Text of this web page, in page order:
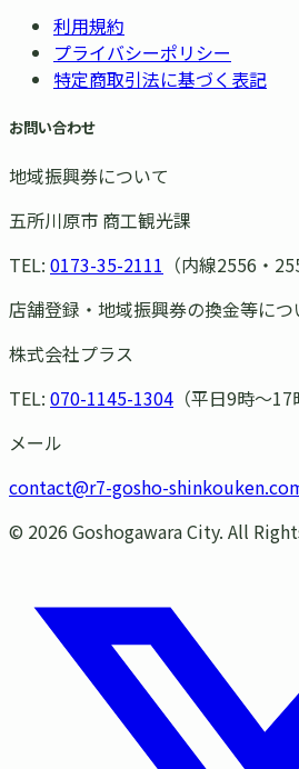
利用規約
プライバシーポリシー
特定商取引法に基づく表記
お問い合わせ
地域振興券について
五所川原市 商工観光課
TEL: 0173-35-2111 （内線2556・
店舗登録・地域振興券の換金等につ
株式会社プラス
TEL: 070-1145-1304 （平日9時〜17
メール
contact@r7-gosho-
© 2026 Goshogawara City. All